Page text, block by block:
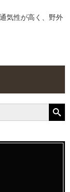
気性が高く、野外